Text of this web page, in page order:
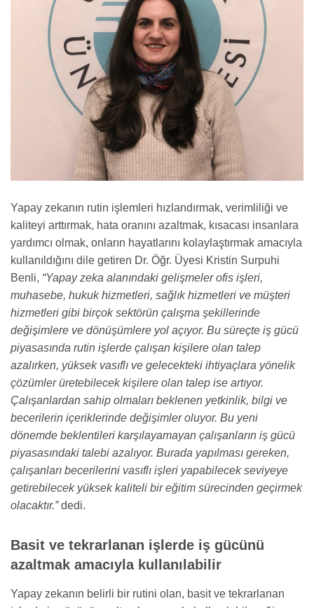
Yapay zekanın rutin işlemleri hızlandırmak, verimliliği ve
kaliteyi arttırmak, hata oranını azaltmak, kısacası insanlara
yardımcı olmak, onların hayatlarını kolaylaştırmak amacıyla
kullanıldığını dile getiren Dr. Öğr. Üyesi Kristin Surpuhi
Benli, “Yapay zeka alanındaki gelişmeler ofis işleri,
muhasebe, hukuk hizmetleri, sağlık hizmetleri ve müşteri
hizmetleri gibi birçok sektörün çalışma şekillerinde
değişimlere ve dönüşümlere yol açıyor. Bu süreçte iş gücü
piyasasında rutin işlerde çalışan kişilere olan talep
azalırken, yüksek vasıflı ve gelecekteki ihtiyaçlara yönelik
çözümler üretebilecek kişilere olan talep ise artıyor.
Çalışanlardan sahip olmaları beklenen yetkinlik, bilgi ve
becerilerin içeriklerinde değişimler oluyor. Bu yeni
dönemde beklentileri karşılayamayan çalışanların iş gücü
piyasasındaki talebi azalıyor. Burada yapılması gereken,
çalışanları becerilerini vasıflı işleri yapabilecek seviyeye
getirebilecek yüksek kaliteli bir eğitim sürecinden geçirmek
olacaktır.”dedi.
Basit ve tekrarlanan işlerde iş gücünü
azaltmak amacıyla kullanılabilir
Yapay zekanın belirli bir rutini olan, basit ve tekrarlanan